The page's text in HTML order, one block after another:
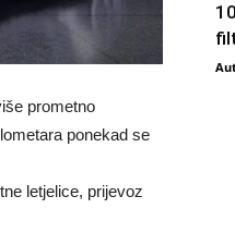
prometno
ponekad se
letjelice, prijevoz